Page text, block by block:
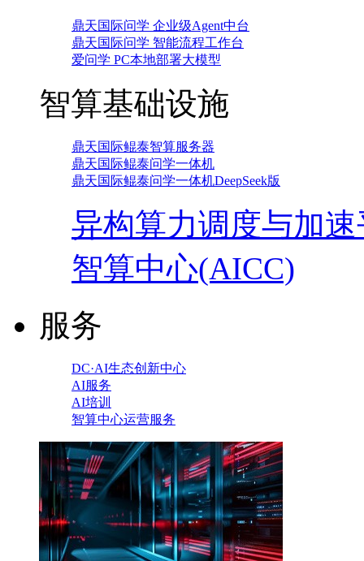
鼎天国际问学 企业级Agent中台
鼎天国际问学 智能流程工作台
爱问学 PC本地部署大模型
智算基础设施
鼎天国际鲲泰智算服务器
鼎天国际鲲泰问学一体机
鼎天国际鲲泰问学一体机DeepSeek版
异构算力调度与加
智算中心(AICC)
服务
DC·AI生态创新中心
AI服务
AI培训
智算中心运营服务